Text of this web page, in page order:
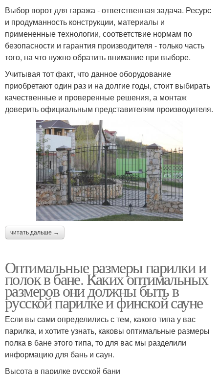
Выбор ворот для гаража - ответственная задача. Ресурс
и продуманность конструкции, материалы и
примененные технологии, соответствие нормам по
безопасности и гарантия производителя - только часть
того, на что нужно обратить внимание при выборе.
Учитывая тот факт, что данное оборудование
приобретают один раз и на долгие годы, стоит выбирать
качественные и проверенные решения, а монтаж
доверить официальным представителям производителя.
читать дальше →
Оптимальные размеры парилки и
полок в бане. Каких оптимальных
размеров они должны быть в
русской парилке и финской сауне
Если вы сами определились с тем, какого типа у вас
парилка, и хотите узнать, каковы оптимальные размеры
полка в бане этого типа, то для вас мы разделили
информацию для бань и саун.
Высота в парилке русской бани